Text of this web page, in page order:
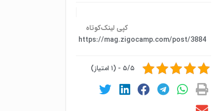
کپی لینک‌کوتاه
https://mag.zigocamp.com/post/3884
۵/۵ - (۱ امتیاز)